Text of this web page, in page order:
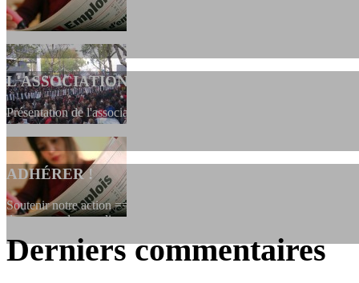
L'ASSOCIATION
Présentation de l'association et de sa charte qui encadre nos actions
ADHÉRER !
Soutenir notre action ==> Si vous souhaitez adhérer à
dessous, en le remplissant et en...
Derniers commentaires